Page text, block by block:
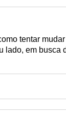
tentar
lado, em busca